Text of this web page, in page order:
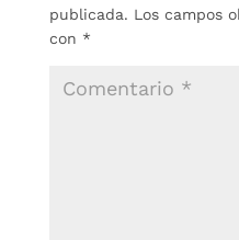
publicada. Los campos
con *